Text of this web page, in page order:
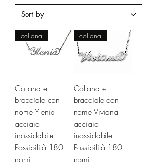
collana
Collana e
bracciale con
nome Ylenia
acciaio
inossidabile
Possibilità 180
nomi
collana
Collana e
bracciale con
nome Viviana
acciaio
inossidabile
Possibilità 180
nomi